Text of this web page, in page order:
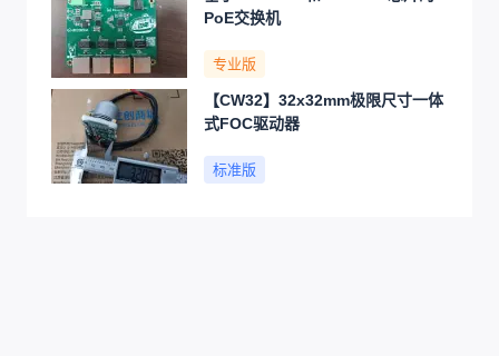
PoE交换机
专业版
【CW32】32x32mm极限尺寸一体
式FOC驱动器
标准版